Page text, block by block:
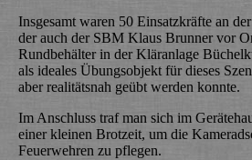
Insgesamt waren 50 Einsatzkräfte an
der auch der SBM Klaus Brunner vor
Rundbehälter in der Kläranlage
als ideales Übungsobjekt für dieses
aber realitätsnah geübt werden konnte.
Im Anschluss traf man sich im
einer kleinen Brotzeit, um die
Feuerwehren zu pflegen.